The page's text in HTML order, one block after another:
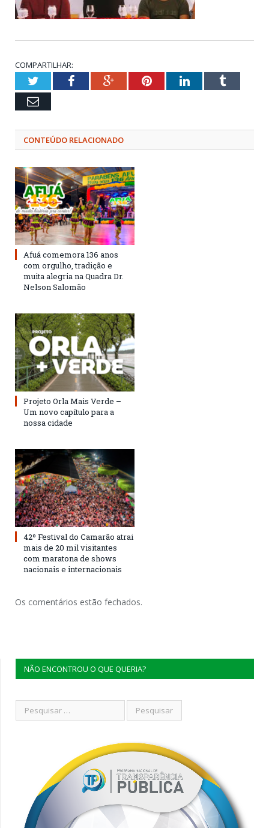
COMPARTILHAR:
TwitterFacebookGoogle+PinterestLinkedInTumblr
Email
CONTEÚDO RELACIONADO
Afuá comemora 136 anos
com orgulho, tradição e
muita alegria na Quadra Dr.
Nelson Salomão
Projeto Orla Mais Verde –
Um novo capítulo para a
nossa cidade
42º Festival do Camarão atrai
mais de 20 mil visitantes
com maratona de shows
nacionais e internacionais
Os comentários estão fechados.
NÃO ENCONTROU O QUE QUERIA?